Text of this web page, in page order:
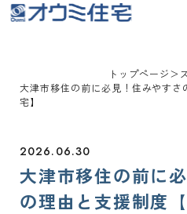
トップページ＞
大津市移住の前に必見！住みやすさ
宅】
2026.06.30
大津市移住の前に
の理由と支援制度